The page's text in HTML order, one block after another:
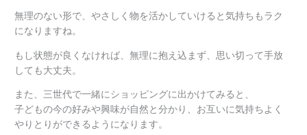
無理のない形で、やさしく物を活かしていけると気持ちもラク
になりますね。
もし状態が良くなければ、無理に抱え込まず、思い切って手放
しても大丈夫。
また、三世代で一緒にショッピングに出かけてみると、
子どもの今の好みや興味が自然と分かり、お互いに気持ちよく
やりとりができるようになります。